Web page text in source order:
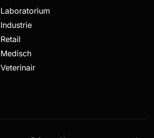
Laboratorium
Industrie
Retail
Medisch
Veterinair